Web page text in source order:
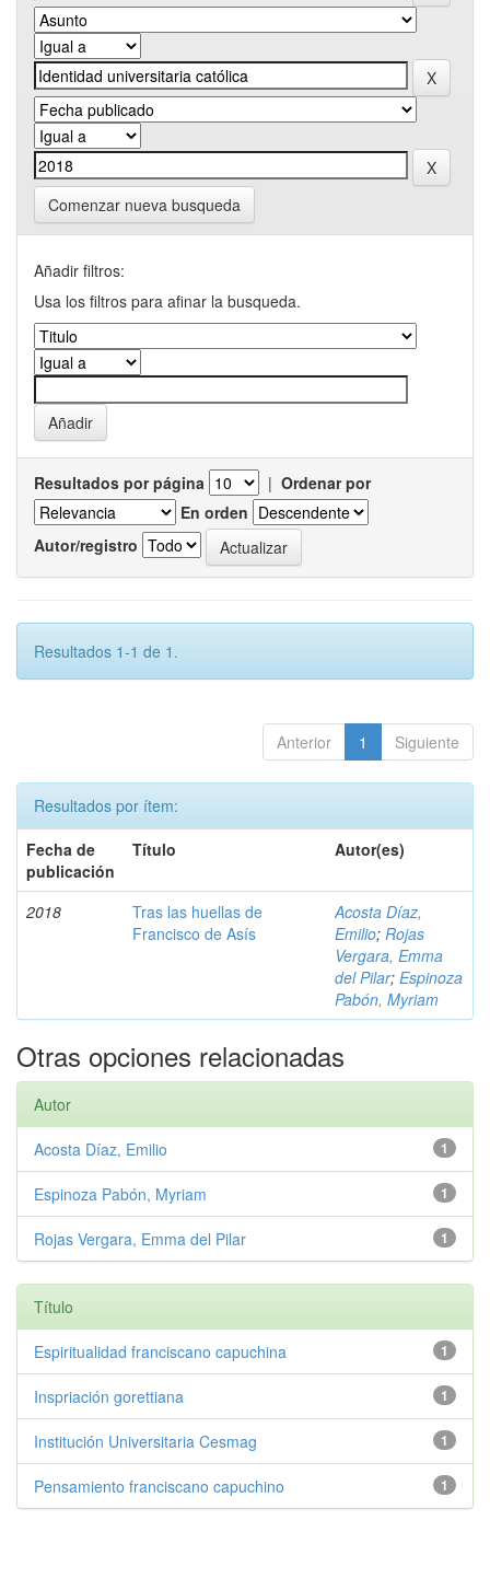
Comenzar nueva busqueda
Añadir filtros:
Usa los filtros para afinar la busqueda.
Resultados por página | Ordenar por
En orden
Autor/registro
Resultados 1-1 de 1.
Anterior 1 Siguiente
Resultados por ítem:
Fecha de
publicación
Título Autor(es)
2018
Tras las huellas de
Francisco de Asís
Acosta Díaz,
Emilio; Rojas
Vergara, Emma
del Pilar; Espinoza
Pabón, Myriam
Otras opciones relacionadas
Autor
1
Acosta Díaz, Emilio
1
Espinoza Pabón, Myriam
1
Rojas Vergara, Emma del Pilar
Título
1
Espiritualidad franciscano capuchina
1
Inspriación gorettiana
1
Institución Universitaria Cesmag
1
Pensamiento franciscano capuchino